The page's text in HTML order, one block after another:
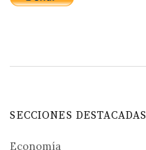
SECCIONES DESTACADAS
Economía